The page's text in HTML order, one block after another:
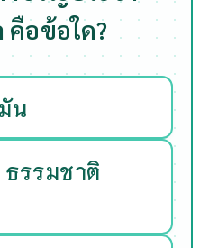
คือข้อใด?
น
รรมชาติ